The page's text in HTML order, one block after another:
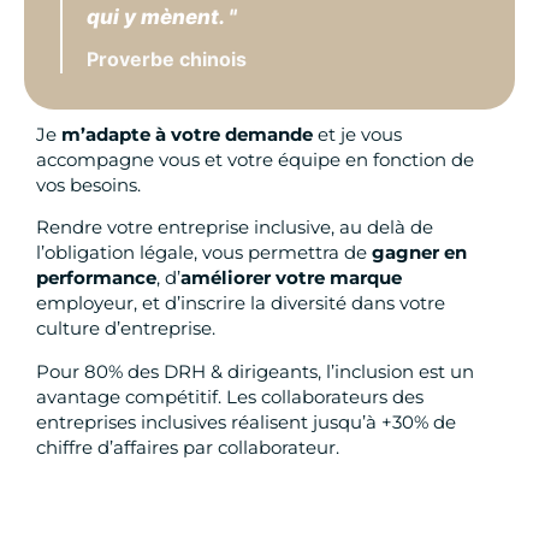
qui y mènent. "
Proverbe chinois
Je m’adapte à votre demande et je vous
accompagne vous et votre équipe en fonction de
vos besoins.
Rendre votre entreprise inclusive, au delà de
l’obligation légale, vous permettra de gagner en
performance, d’améliorer votre marque
employeur, et d’inscrire la diversité dans votre
culture d’entreprise.
Pour 80% des DRH & dirigeants, l’inclusion est un
avantage compétitif. Les collaborateurs des
entreprises inclusives réalisent jusqu’à +30% de
chiffre d’affaires par collaborateur.